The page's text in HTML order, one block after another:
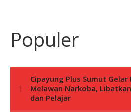
Populer